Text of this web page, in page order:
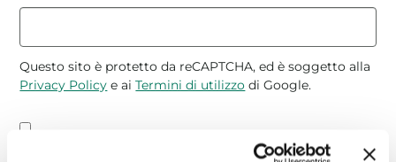
Questo sito è protetto da reCAPTCHA, ed è soggetto alla
Privacy Policy e aiTermini di utilizzo di Google.
Avvertimi via email in caso di risposte al mio